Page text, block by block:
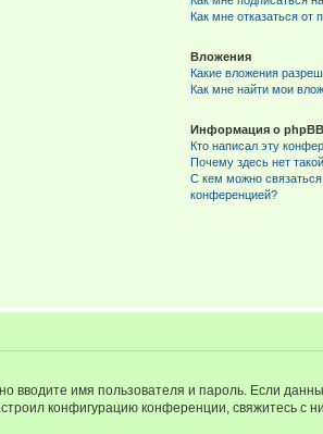
Как мне отказаться от
Вложения
Какие вложения
Как мне найти мои
Информация о
Кто написал эту
Почему здесь нет
С кем можно связаться
конференцией?
вводите имя пользователя и пароль. Если
конфигурацию конференции, свяжитесь с